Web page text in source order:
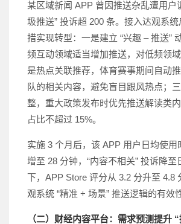
某区域新闻 APP 曾因推送杂乱遭用户
圾推送” 投诉超 200 条。接入达观系
措实现转型：一是建立 “兴趣 – 推送”
频互动领域适当增加推送，对低频领
是热点关联推荐，体育赛事期间自动
队的相关内容，避免盲目跟风热点；
整，重大政策发布时优先推送解读类
占比不超过 15%。
实施 3 个月后，该 APP 用户日均使用
增至 28 分钟，“内容不相关” 投诉降至
下，APP Store 评分从 3.2 分升至 4.8
观系统 “精准 + 场景” 推送逻辑的有效
（二）财经内容平台：需求预测提升